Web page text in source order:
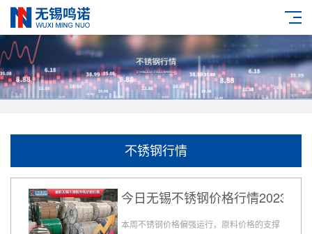
不锈钢行情
今日无锡不锈钢价格行情
本周不锈钢价格偏强运行，原料价格的支撑